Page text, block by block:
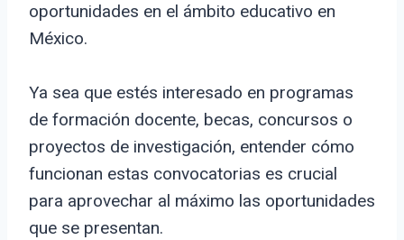
oportunidades en el ámbito educativo en
México.
Ya sea que estés interesado en programas
de formación docente, becas, concursos o
proyectos de investigación, entender cómo
funcionan estas convocatorias es crucial
para aprovechar al máximo las oportunidades
que se presentan.